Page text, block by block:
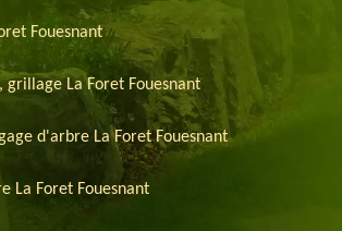
Fouesnant
grillage La Foret Fouesnant
d'arbre La Foret Fouesnant
La Foret Fouesnant